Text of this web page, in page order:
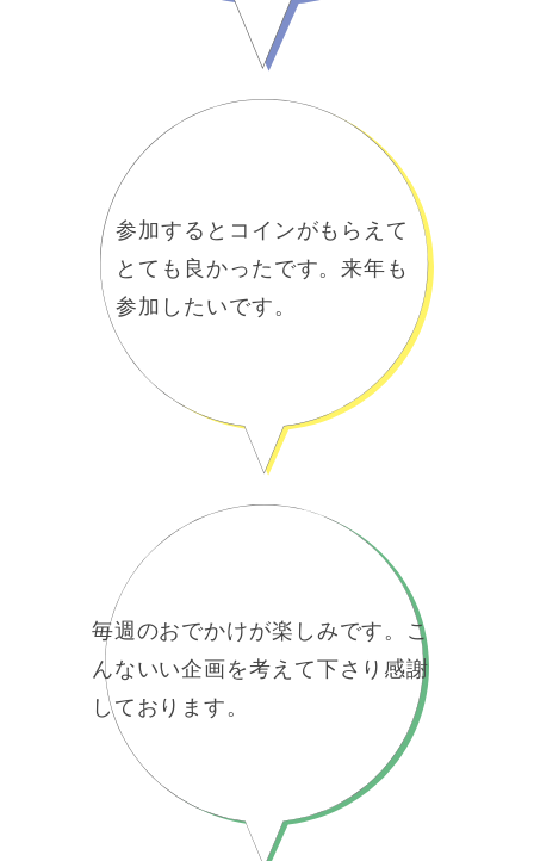
参加するとコインがもらえて
とても良かったです。来年も
参加したいです。
毎週のおでかけが楽しみです。こ
んないい企画を考えて下さり感謝
しております。